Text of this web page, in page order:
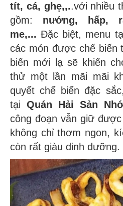
tít, cá, ghẹ,,..với nhiều
gồm: nướng, hấp,
me,...Đặc biệt, menu
các món được chế biến
biến mới lạ sẽ khiến
thử một lần mãi mãi
quyết chế biến đặc
tại Quán Hải Sản
công đoạn vẫn giữ
không chỉ thơm ngon,
còn rất giàu dinh dưỡng.